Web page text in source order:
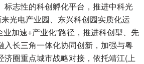
标志性的科创孵化平台，推进中科光
光电产业园、东兴科创园实质化运
业加速+产业化”路径，推进科创型、先
入长三角一体化协同创新，加强与粤
济圈重点城市战略对接，依托靖江(上